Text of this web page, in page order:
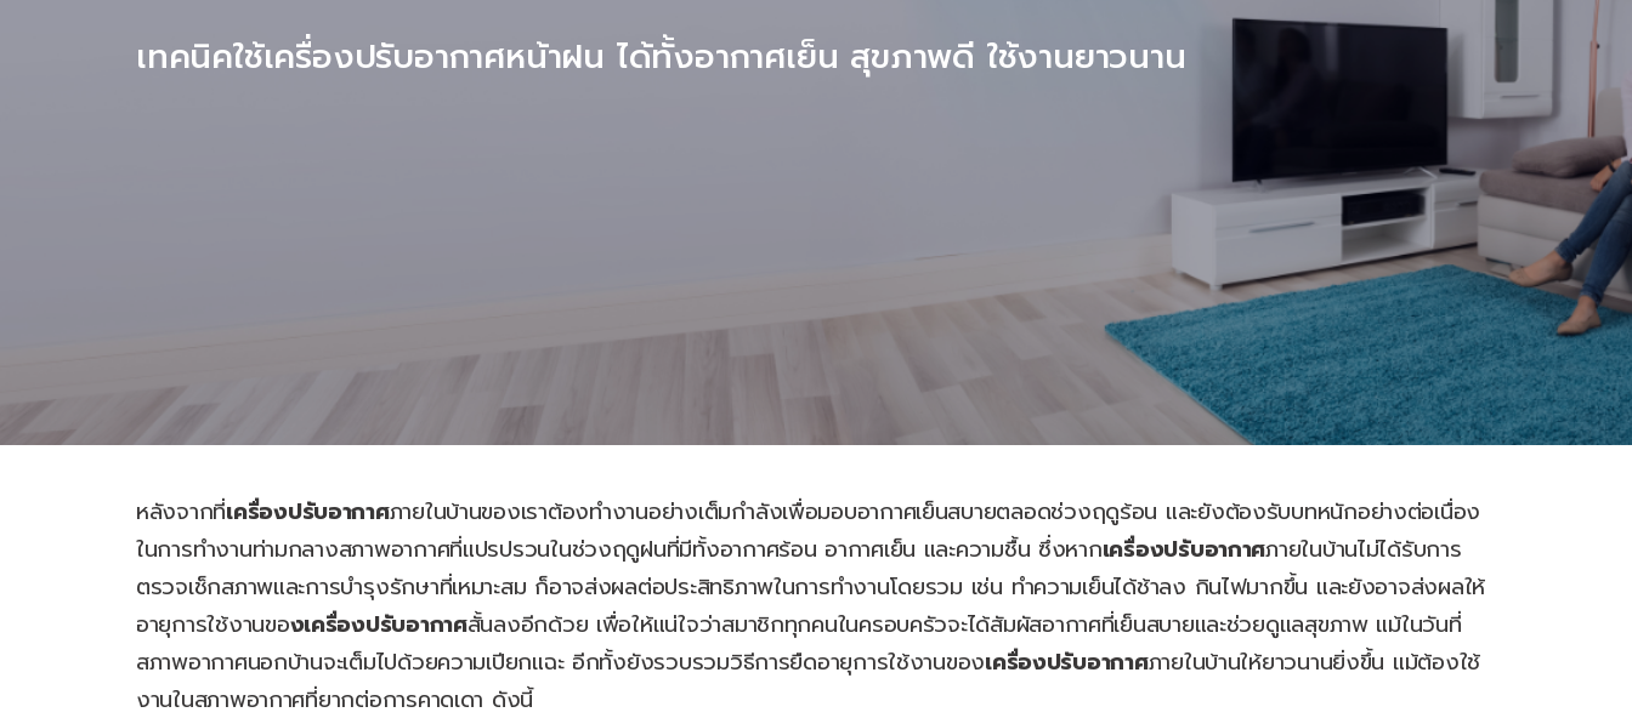
เทคนิคใช้เครื่องปรับอากาศหน้าฝน ได้ทั้งอากาศเย็น สุขภาพดี ใช้งานยาวนาน
หลังจากที่เครื่องปรับอากาศภายในบ้านของเราต้องทำงานอย่างเต็มกำลังเพื่อมอบอากาศเย็นสบายตลอดช่วงฤดูร้อน และยังต้องรับบทหนักอย่างต่อเนื่อง
ในการทำงานท่ามกลางสภาพอากาศที่แปรปรวนในช่วงฤดูฝนที่มีทั้งอากาศร้อน อากาศเย็น และความชื้น ซึ่งหากเครื่องปรับอากาศภายในบ้านไม่ได้รับการ
ตรวจเช็กสภาพและการบำรุงรักษาที่เหมาะสม ก็อาจส่งผลต่อประสิทธิภาพในการทำงานโดยรวม เช่น ทำความเย็นได้ช้าลง กินไฟมากขึ้น และยังอาจส่งผลให้
อายุการใช้งานของเครื่องปรับอากาศสั้นลงอีกด้วย เพื่อให้แน่ใจว่าสมาชิกทุกคนในครอบครัวจะได้สัมผัสอากาศที่เย็นสบายและช่วยดูแลสุขภาพ แม้ในวันที่
สภาพอากาศนอกบ้านจะเต็มไปด้วยความเปียกแฉะ อีกทั้งยังรวบรวมวิธีการยืดอายุการใช้งานของเครื่องปรับอากาศภายในบ้านให้ยาวนานยิ่งขึ้น แม้ต้องใช้
งานในสภาพอากาศที่ยากต่อการคาดเดา ดังนี้